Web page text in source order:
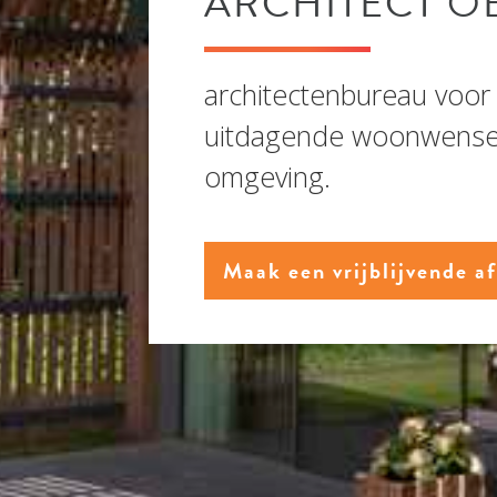
architectenbureau
uitdagende
omgeving.
Maak een vrijblijvende